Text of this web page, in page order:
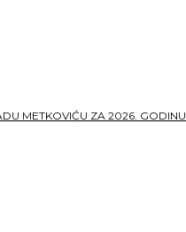
METKOVIĆU ZA 2026. GODINU